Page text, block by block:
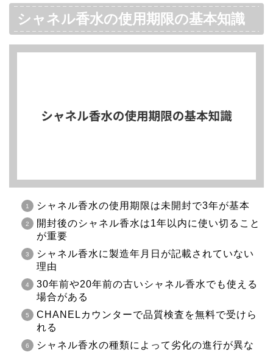
シャネル香水の使用期限の基本知識
シャネル香水の使用期限は未開封で3年が基本
開封後のシャネル香水は1年以内に使い切ること
が重要
シャネル香水に製造年月日が記載されていない
理由
30年前や20年前の古いシャネル香水でも使える
場合がある
CHANELカウンターで品質検査を無料で受けら
れる
シャネル香水の種類によって劣化の進行が異な